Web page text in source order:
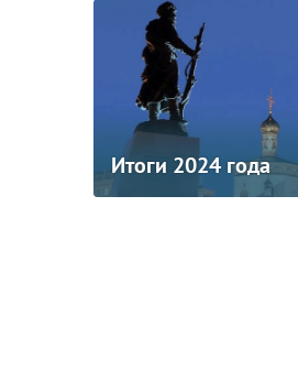
Итоги 2024 года